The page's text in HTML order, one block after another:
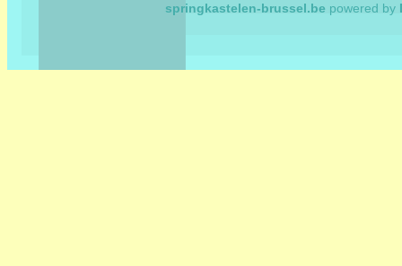
springkastelen-brussel.be powered by